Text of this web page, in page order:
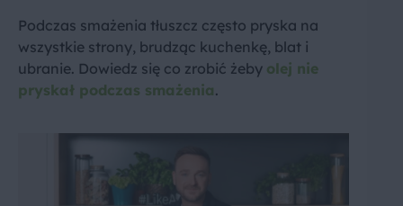
Podczas smażenia tłuszcz często pryska na
wszystkie strony, brudząc kuchenkę, blat i
ubranie. Dowiedz się co zrobić żeby olej nie
pryskał podczas smażenia.